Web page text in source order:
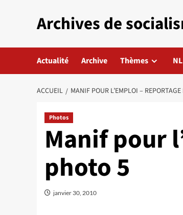
Archives de
Actualité Archive Thèmes NL
ACCUEIL MANIF POUR L’EMPLOI –
Photos
Manif pour
photo 5
janvier 30, 2010